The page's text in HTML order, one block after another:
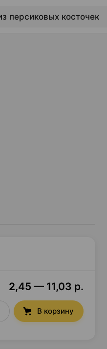
2,45 — 11,03 р.
В корзину